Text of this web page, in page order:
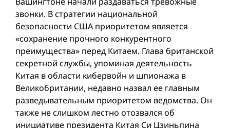
звонки. В стратегии национальной
безопасности США приоритетом является
«сохранение прочного конкурентного
преимущества» перед Китаем. Глава британской
секретной службы, упоминая деятельность
Китая в области кибервой­н и шпионажа в
Великобритании, недавно назвал ее главным
разведывательным приоритетом ведомства. Он
также не слишком лестно отозвался об
инициативе президента Китая Си Цзиньпина